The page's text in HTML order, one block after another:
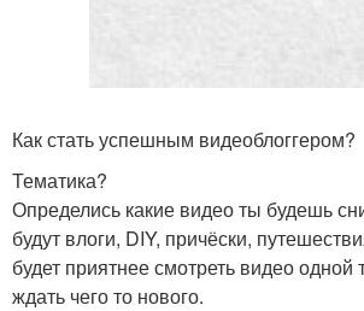
Как стать успешным видеоблоггером?
Тематика?
Определись какие видео ты будешь
будут влоги, DIY, причёски,
будет приятнее смотреть видео одной
ждать чего то нового.